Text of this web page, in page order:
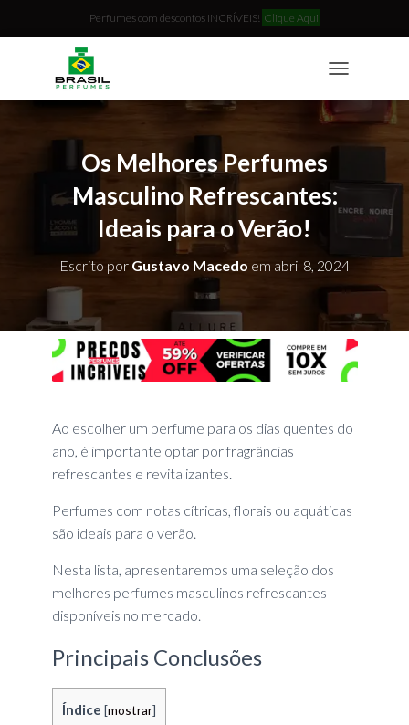
Perfumes com descontos INCRÍVEIS! Clique Aqui
O
N
A
T
O
Os Melhores Perfumes
Masculino Refrescantes:
Ideais para o Verão!
Escrito por Gustavo Macedo em abril 8, 2024
Ao escolher um perfume para os dias quentes do
ano, é importante optar por fragrâncias
refrescantes e revitalizantes.
Perfumes com notas cítricas, florais ou aquáticas
são ideais para o verão.
Nesta lista, apresentaremos uma seleção dos
melhores perfumes masculinos refrescantes
disponíveis no mercado.
Principais Conclusões
Índice [mostrar]